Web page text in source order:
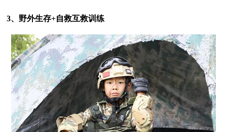
3、野外生存+自救互救训练